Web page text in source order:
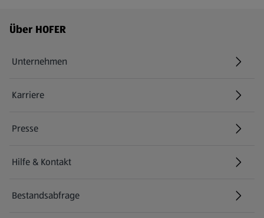
Fußzeilenmenü - weitere Links
Über HOFER
Unternehmen
Karriere
(öffnet in einem neuen Tab)
Presse
Hilfe & Kontakt
(öffnet in einem neuen Tab)
Bestandsabfrage
(öffnet in einem neuen Tab)